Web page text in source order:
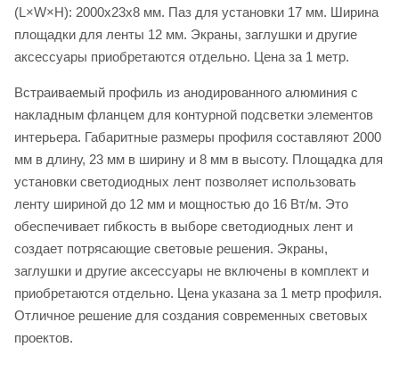
(L×W×H): 2000x23x8 мм. Паз для установки 17 мм. Ширина
площадки для ленты 12 мм. Экраны, заглушки и другие
аксессуары приобретаются отдельно. Цена за 1 метр.
Встраиваемый профиль из анодированного алюминия с
накладным фланцем для контурной подсветки элементов
интерьера. Габаритные размеры профиля составляют 2000
мм в длину, 23 мм в ширину и 8 мм в высоту. Площадка для
установки светодиодных лент позволяет использовать
ленту шириной до 12 мм и мощностью до 16 Вт/м. Это
обеспечивает гибкость в выборе светодиодных лент и
создает потрясающие световые решения. Экраны,
заглушки и другие аксессуары не включены в комплект и
приобретаются отдельно. Цена указана за 1 метр профиля.
Отличное решение для создания современных световых
проектов.